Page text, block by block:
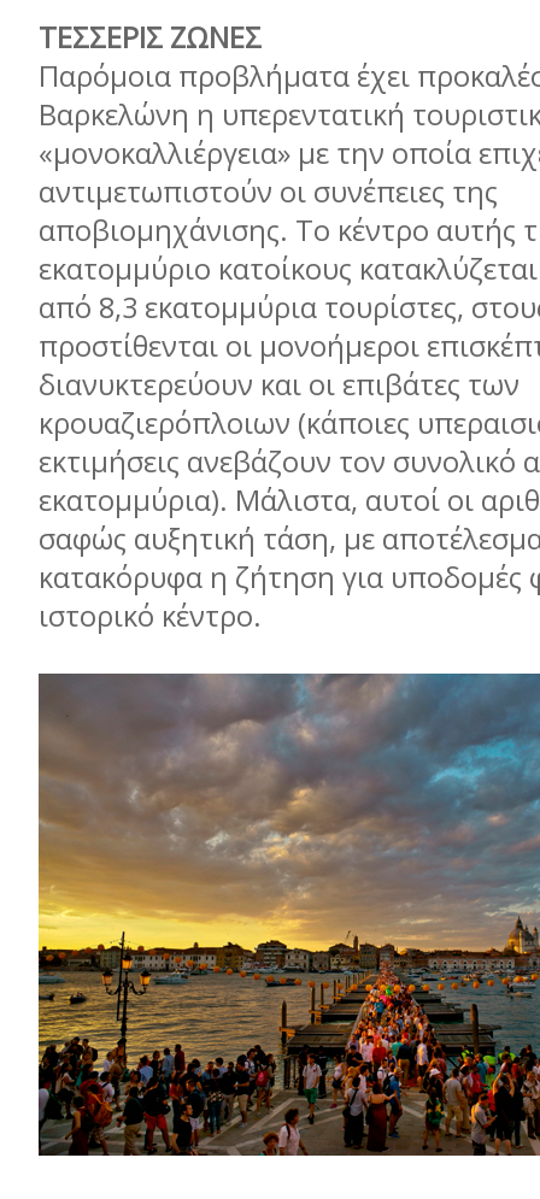
ΤΕΣΣΕΡΙΣ ΖΩΝΕΣ
Παρόμοια προβλήματα έχει
Βαρκελώνη η υπερεντατική
«μονοκαλλιέργεια» με την οποία
αντιμετωπιστούν οι συνέπειες της
αποβιομηχάνισης. Το κέντρο αυτής
εκατομμύριο κατοίκους
από 8,3 εκατομμύρια τουρίστες,
προστίθενται οι μονοήμεροι
διανυκτερεύουν και οι επιβάτες των
κρουαζιερόπλοιων (κάποιες
εκτιμήσεις ανεβάζουν τον συνολικό
εκατομμύρια). Μάλιστα, αυτοί οι
σαφώς αυξητική τάση, με
κατακόρυφα η ζήτηση για υποδομές
ιστορικό κέντρο.